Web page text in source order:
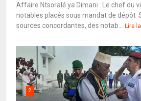
Affaire Ntsoralé ya Dimani : Le chef du
notables placés sous mandat de dépôt
sources concordantes, des notab...
Lire
2